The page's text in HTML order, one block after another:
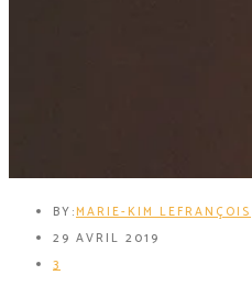
BY:MARIE-KIM LEFRANÇOIS
29 AVRIL 2019
3